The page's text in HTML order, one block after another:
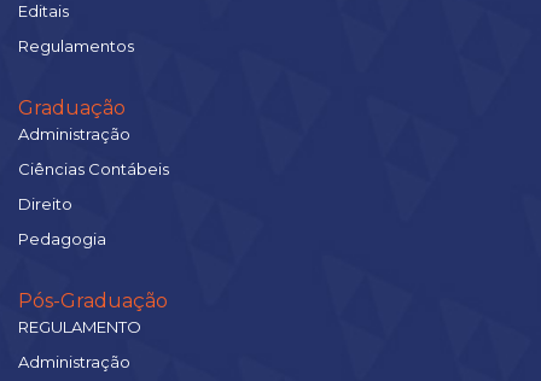
Editais
Regulamentos
Graduação
Administração
Ciências Contábeis
Direito
Pedagogia
Pós-Graduação
REGULAMENTO
Administração